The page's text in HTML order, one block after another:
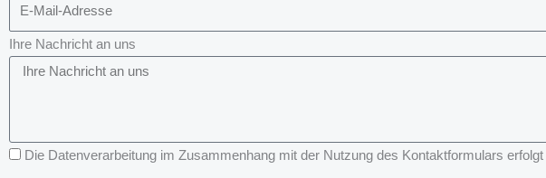
Ihre Nachricht an uns
Die Datenverarbeitung im Zusammenhang mit der Nutzung des Kontaktformulars